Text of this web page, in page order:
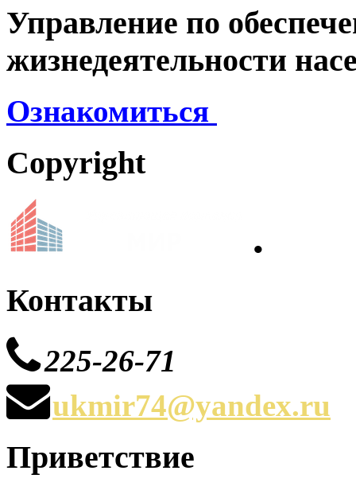
Управление по
жизнедеятельности
Ознакомиться
Copyright
•
Контакты
225-26-71
ukmir74@yandex.ru
Приветствие